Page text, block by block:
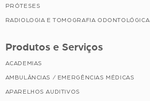
PRÓTESES
RADIOLOGIA E TOMOGRAFIA ODONTOLÓGICA
Produtos e Serviços
ACADEMIAS
AMBULÂNCIAS / EMERGÊNCIAS MÉDICAS
APARELHOS AUDITIVOS